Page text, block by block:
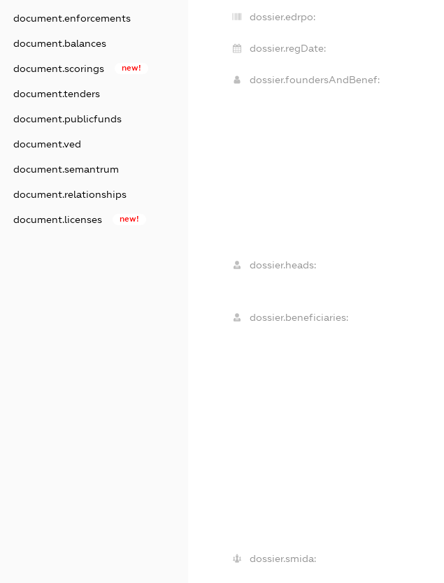
document.enforcements
document.balances
document.scorings new!
document.tenders
document.publicfunds
document.ved
document.semantrum
document.relationships
document.licenses new!
dossier.edrpo:
dossier.regDate:
dossier.foundersAndBenef:
dossier.heads:
dossier.beneficiaries:
dossier.smida: